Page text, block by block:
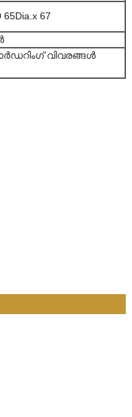
65Dia.x 67
വിവരങ്ങൾ